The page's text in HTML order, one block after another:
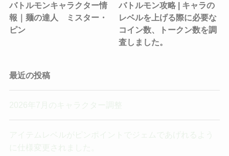
バトルモンキャラクター情
報｜麺の達人 ミスター・
ピン
バトルモン攻略 | キャラの
レベルを上げる際に必要な
コイン数、トークン数を調
査しました。
最近の投稿